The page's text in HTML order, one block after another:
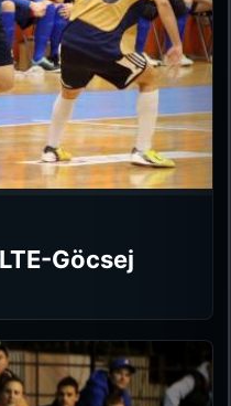
Göcsej